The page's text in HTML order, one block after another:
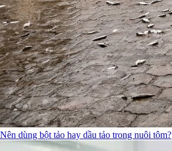
Nên dùng bột tảo hay dầu tảo trong nuôi tôm?